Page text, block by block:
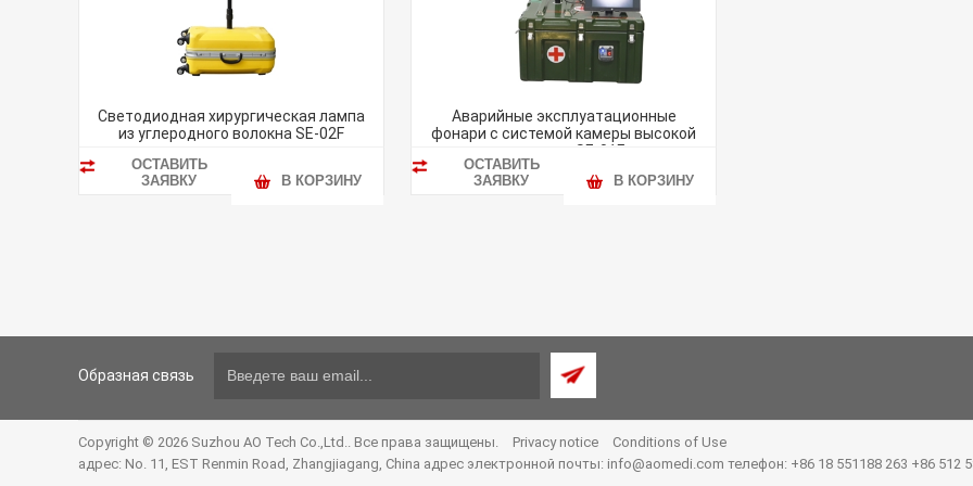
Светодиодная хирургическая лампа
из углеродного волокна SE-02F
ОСТАВИТЬ
ЗАЯВКУ
В КОРЗИНУ
Аварийные эксплуатационные
фонари с системой камеры высокой
четкости SE-01F
ОСТАВИТЬ
ЗАЯВКУ
В КОРЗИНУ
Образная связь
Copyright © 2026 Suzhou AO Tech Co.,Ltd.. Все права защищены. Privacy notice
Conditions of Use
адрес: No. 11, EST Renmin Road, Zhangjiagang, China адрес электронной почты: info@aomedi.com телефон: +86 18 551188 263 +86 512